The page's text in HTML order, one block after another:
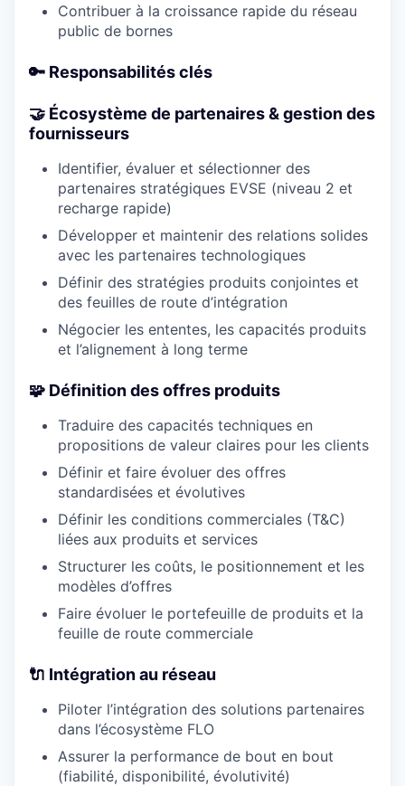
Contribuer à la croissance rapide du réseau
public de bornes
🔑 Responsabilités clés
🤝 Écosystème de partenaires & gestion des
fournisseurs
Identifier, évaluer et sélectionner des
partenaires stratégiques EVSE (niveau 2 et
recharge rapide)
Développer et maintenir des relations solides
avec les partenaires technologiques
Définir des stratégies produits conjointes et
des feuilles de route d’intégration
Négocier les ententes, les capacités produits
et l’alignement à long terme
🧩 Définition des offres produits
Traduire des capacités techniques en
propositions de valeur claires pour les clients
Définir et faire évoluer des offres
standardisées et évolutives
Définir les conditions commerciales (T&C)
liées aux produits et services
Structurer les coûts, le positionnement et les
modèles d’offres
Faire évoluer le portefeuille de produits et la
feuille de route commerciale
🔌 Intégration au réseau
Piloter l’intégration des solutions partenaires
dans l’écosystème FLO
Assurer la performance de bout en bout
(fiabilité, disponibilité, évolutivité)